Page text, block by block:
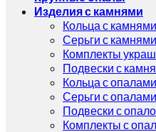
Изделия с камнями
Кольца с камнями
Серьги с камнями
Комплекты
Подвески с
Кольца с опалами
Серьги с опалами
Подвески с
Комплекты с